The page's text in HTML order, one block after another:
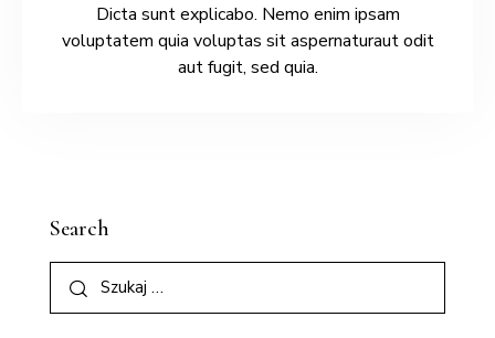
Dicta sunt explicabo. Nemo enim ipsam
voluptatem quia voluptas sit aspernaturaut odit
aut fugit, sed quia.
Search